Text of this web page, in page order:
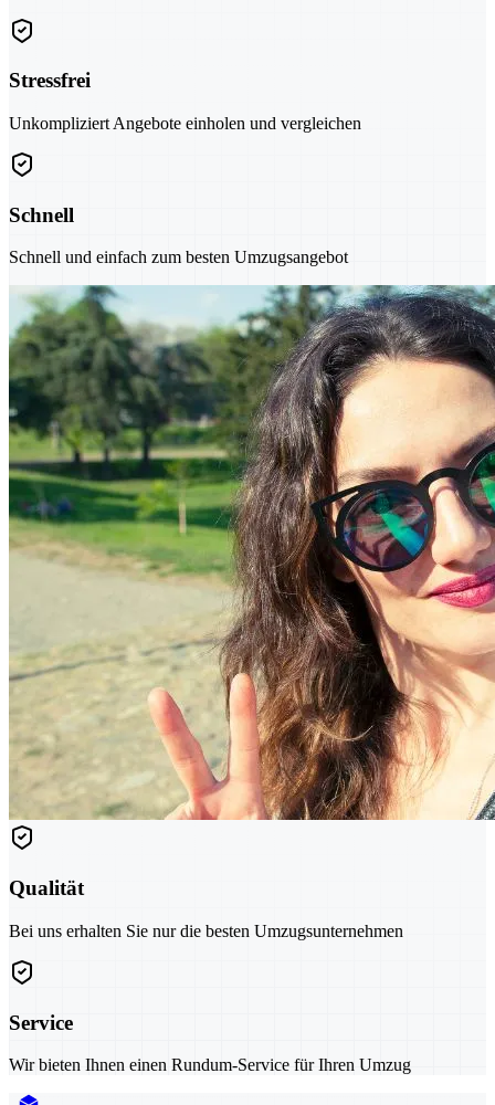
Stressfrei
Unkompliziert Angebote einholen und vergleichen
Schnell
Schnell und einfach zum besten Umzugsangebot
Qualität
Bei uns erhalten Sie nur die besten Umzugsunternehmen
Service
Wir bieten Ihnen einen Rundum-Service für Ihren Umzug